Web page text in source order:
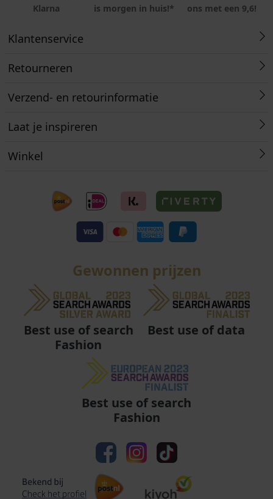
Klarna
is morgen in huis!*
ons met een 9,6!
Klantenservice
Retourneren
Verzend- en retourinformatie
Laat je inspireren
Winkel
Gewonnen prijzen
Best use of search
Fashion
Best use of data
Best use of search
Fashion